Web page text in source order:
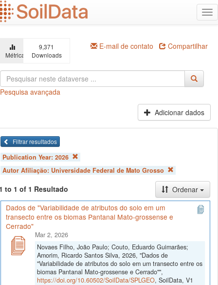
Ir
para
o
principal
Métricas
9,371
Downloads
E-mail de contato Compartilhar
Pesquisa avançada
Adicionar dados
Filtrar resultados
Publication Year: 2026
Autor Afiliação: Universidade Federal de Mato Grosso
to 1 of 1 Resultado
Ordenar
Dados de "Variabilidade de atributos do solo em um
transecto entre os biomas Pantanal Mato-grossense e
Cerrado"
Mar 2, 2026
Novaes Filho, João Paulo; Couto, Eduardo Guimarães;
Amorim, Ricardo Santos Silva, 2026, "Dados de
"Variabilidade de atributos do solo em um transecto entre os
biomas Pantanal Mato-grossense e Cerrado"",
https://doi.org/10.60502/SoilData/SPLGEO, SoilData, V1